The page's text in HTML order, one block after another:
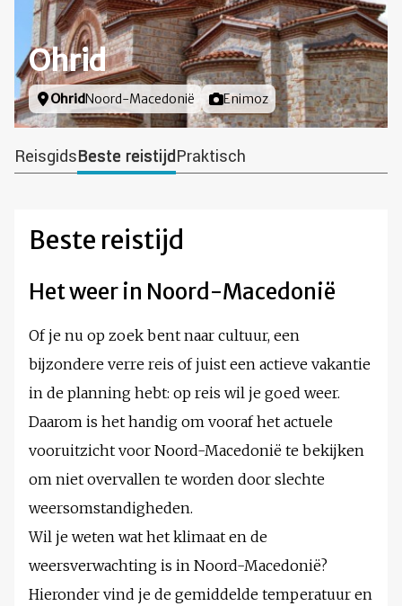
Ohrid
Locatie
Ohrid Noord-Macedonië Foto door
Enimoz
ReisgidsBeste reistijdPraktisch
Beste reistijd
Het weer in Noord-Macedonië
Of je nu op zoek bent naar cultuur, een
bijzondere verre reis of juist een actieve vakantie
in de planning hebt: op reis wil je goed weer.
Daarom is het handig om vooraf het actuele
vooruitzicht voor Noord-Macedonië te bekijken
om niet overvallen te worden door slechte
weersomstandigheden.
Wil je weten wat het klimaat en de
weersverwachting is in Noord-Macedonië?
Hieronder vind je de gemiddelde temperatuur en